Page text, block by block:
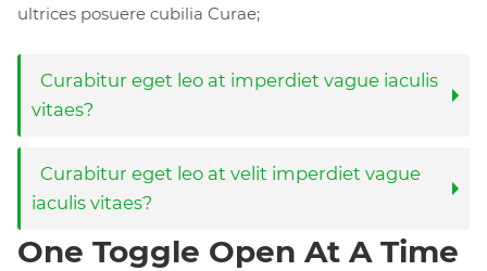
ultrices posuere cubilia Curae;
Curabitur eget leo at imperdiet vague iaculis
vitaes?
Curabitur eget leo at velit imperdiet vague
iaculis vitaes?
One Toggle Open At A Time